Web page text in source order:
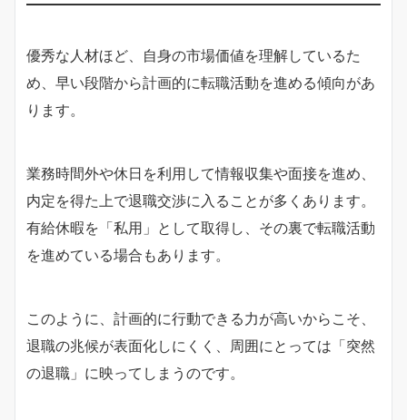
優秀な人材ほど、自身の市場価値を理解しているた
め、早い段階から計画的に転職活動を進める傾向があ
ります。
業務時間外や休日を利用して情報収集や面接を進め、
内定を得た上で退職交渉に入ることが多くあります。
有給休暇を「私用」として取得し、その裏で転職活動
を進めている場合もあります。
このように、計画的に行動できる力が高いからこそ、
退職の兆候が表面化しにくく、周囲にとっては「突然
の退職」に映ってしまうのです。